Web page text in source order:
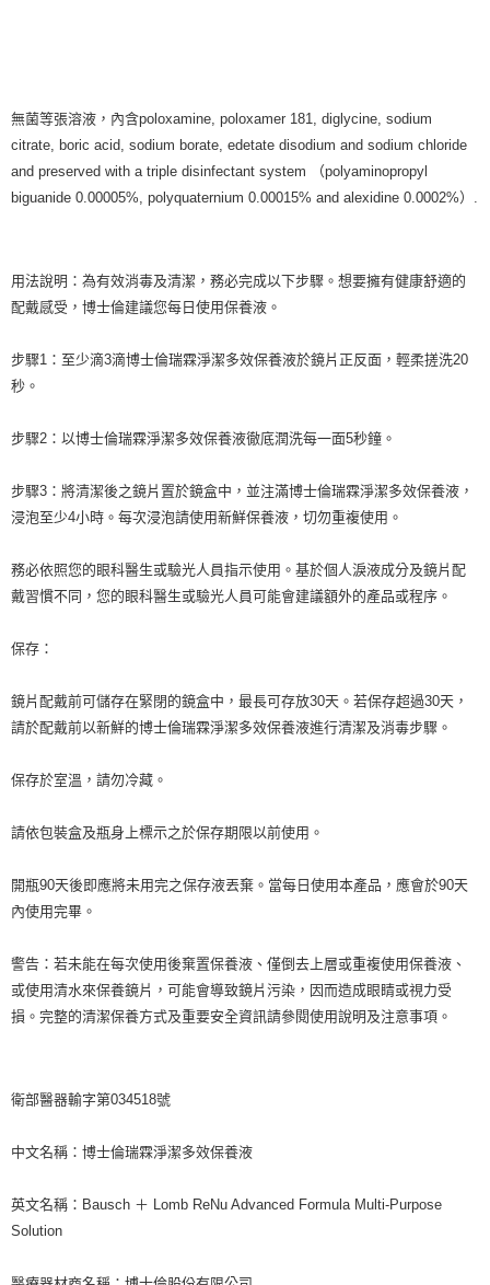
無菌等張溶液，內含poloxamine, poloxamer 181, diglycine, sodium
citrate, boric acid, sodium borate, edetate disodium and sodium chloride
and preserved with a triple disinfectant system （polyaminopropyl
biguanide 0.00005%, polyquaternium 0.00015% and alexidine 0.0002%）.
用法說明：為有效消毒及清潔，務必完成以下步驟。想要擁有健康舒適的
配戴感受，博士倫建議您每日使用保養液。
步驟1：至少滴3滴博士倫瑞霖淨潔多效保養液於鏡片正反面，輕柔搓洗20
秒。
步驟2：以博士倫瑞霖淨潔多效保養液徹底潤洗每一面5秒鐘。
步驟3：將清潔後之鏡片置於鏡盒中，並注滿博士倫瑞霖淨潔多效保養液，
浸泡至少4小時。每次浸泡請使用新鮮保養液，切勿重複使用。
務必依照您的眼科醫生或驗光人員指示使用。基於個人淚液成分及鏡片配
戴習慣不同，您的眼科醫生或驗光人員可能會建議額外的產品或程序。
保存：
鏡片配戴前可儲存在緊閉的鏡盒中，最長可存放30天。若保存超過30天，
請於配戴前以新鮮的博士倫瑞霖淨潔多效保養液進行清潔及消毒步驟。
保存於室溫，請勿冷藏。
請依包裝盒及瓶身上標示之於保存期限以前使用。
開瓶90天後即應將未用完之保存液丟棄。當每日使用本產品，應會於90天
內使用完畢。
警告：若未能在每次使用後棄置保養液、僅倒去上層或重複使用保養液、
或使用清水來保養鏡片，可能會導致鏡片污染，因而造成眼睛或視力受
損。完整的清潔保養方式及重要安全資訊請參閱使用說明及注意事項。
衛部醫器輸字第034518號
中文名稱：博士倫瑞霖淨潔多效保養液
英文名稱：Bausch ＋ Lomb ReNu Advanced Formula Multi-Purpose
Solution